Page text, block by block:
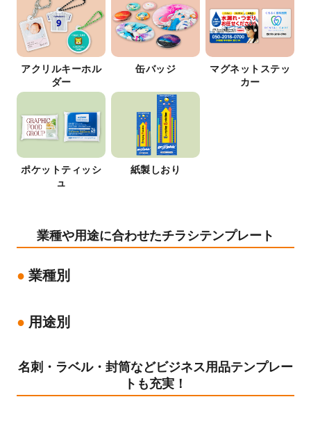
アクリルキーホル
ダー
缶バッジ
マグネットステッ
カー
ポケットティッシ
ュ
紙製しおり
業種や用途に合わせたチラシテンプレート
業種別
用途別
名刺・ラベル・封筒などビジネス用品テンプレー
トも充実！